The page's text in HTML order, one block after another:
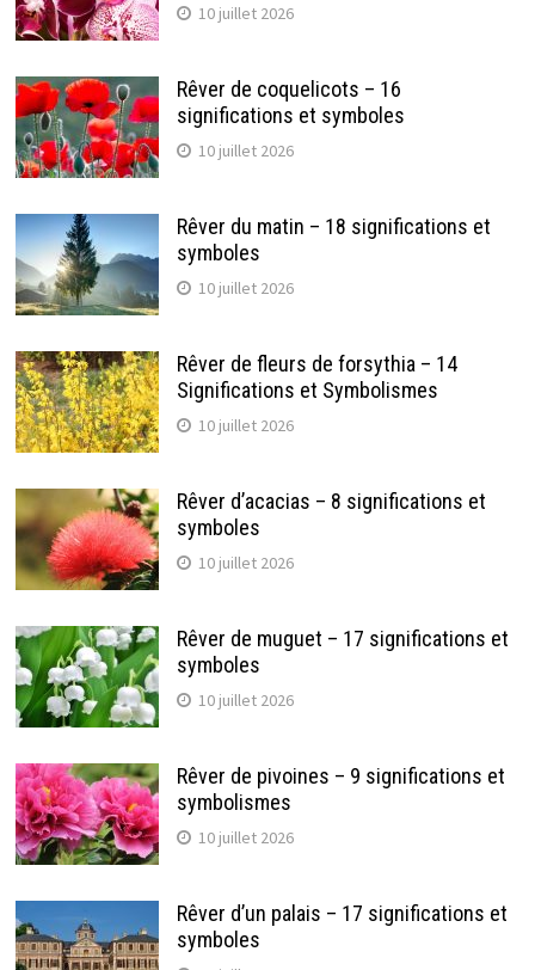
10 juillet 2026
Rêver de coquelicots – 16
significations et symboles
10 juillet 2026
Rêver du matin – 18 significations et
symboles
10 juillet 2026
Rêver de fleurs de forsythia – 14
Significations et Symbolismes
10 juillet 2026
Rêver d’acacias – 8 significations et
symboles
10 juillet 2026
Rêver de muguet – 17 significations et
symboles
10 juillet 2026
Rêver de pivoines – 9 significations et
symbolismes
10 juillet 2026
Rêver d’un palais – 17 significations et
symboles